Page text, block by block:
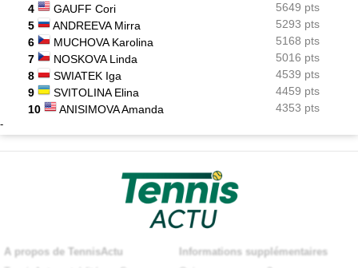
4
GAUFF Cori
5649 pts
5
ANDREEVA Mirra
5293 pts
6
MUCHOVA Karolina
5168 pts
7
NOSKOVA Linda
5016 pts
8
SWIATEK Iga
4539 pts
9
SVITOLINA Elina
4459 pts
10
ANISIMOVA Amanda 4353 pts
-
A propos de TennisActu
Informations supplémentaires